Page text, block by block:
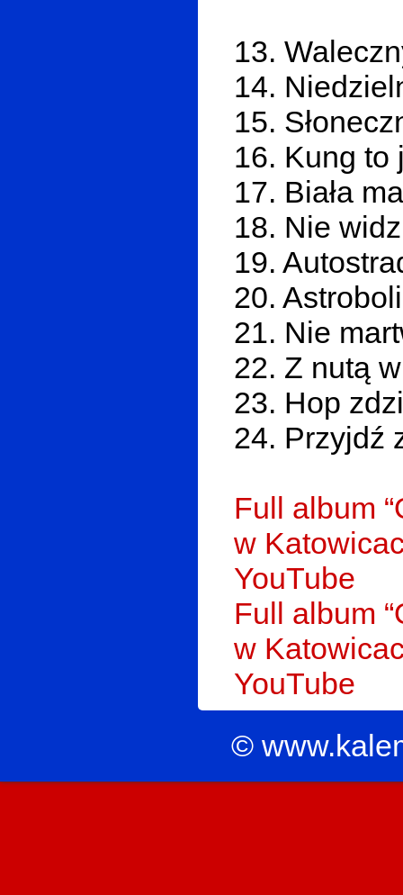
13.
14.
15.
16. Kung to
17. Biała
18. Nie
19.
20.
21. Nie
22. Z nutą
23. Hop
24. Przyjdź
Full album
w
YouTube
Full album
w
YouTube
©